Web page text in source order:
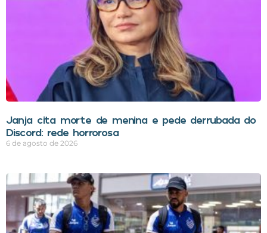
Janja cita morte de menina e pede derrubada do
Discord: rede horrorosa
6 de agosto de 2026